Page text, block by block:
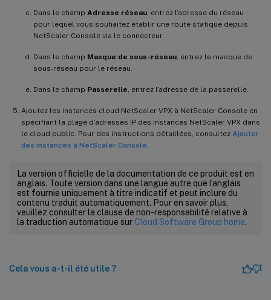
Dans le champ Adresse réseau, entrez l’adresse du réseau
pour lequel vous souhaitez établir une route statique depuis
NetScaler Console via le connecteur.
Dans le champ Masque de sous-réseau, entrez le masque de
sous-réseau pour le réseau.
Dans le champ Passerelle, entrez l’adresse de la passerelle.
Ajoutez les instances cloud NetScaler VPX à NetScaler Console en
spécifiant la plage d’adresses IP des instances NetScaler VPX dans
le cloud public. Pour des instructions détaillées, consultez Ajouter
des instances à NetScaler Console.
La version officielle de la documentation de ce produit est en
anglais. Toute version dans une langue autre que l’anglais
est fournie uniquement à titre indicatif et peut inclure du
contenu traduit automatiquement. Pour en savoir plus,
veuillez consulter la clause de non-responsabilité relative à
la traduction automatique sur Cloud Software Group home.
Cela vous a-t-il été utile ?